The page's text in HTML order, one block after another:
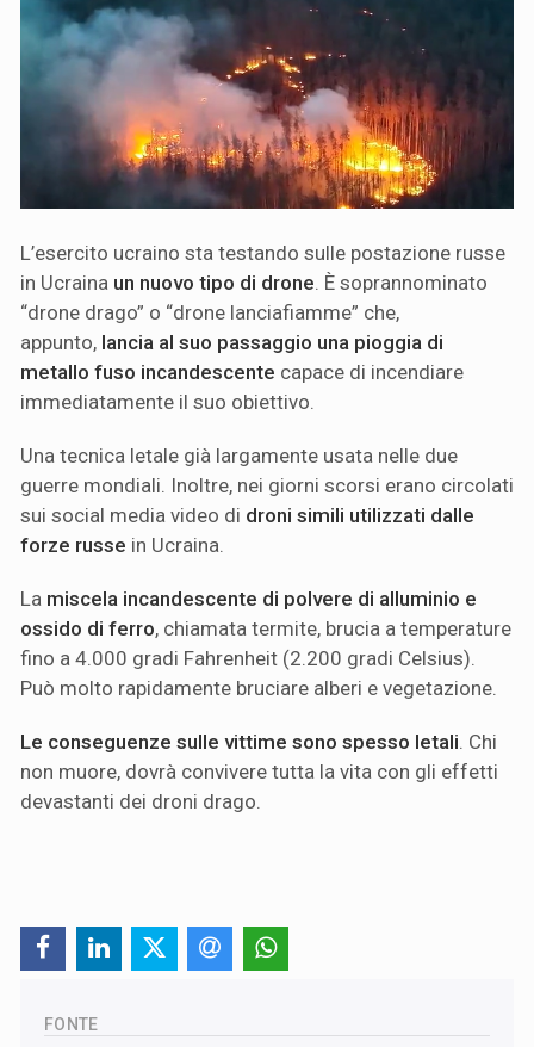
L’esercito ucraino sta testando sulle postazione russe
in Ucraina un nuovo tipo di drone . È soprannominato
“drone drago” o “drone lanciafiamme” che,
appunto, lancia al suo passaggio una pioggia di
metallo fuso incandescente capace di incendiare
immediatamente il suo obiettivo.
Una tecnica letale già largamente usata nelle due
guerre mondiali. Inoltre, nei giorni scorsi erano circolati
sui social media video di droni simili utilizzati dalle
forze russe in Ucraina.
La miscela incandescente di polvere di alluminio e
ossido di ferro, chiamata termite, brucia a temperature
fino a 4.000 gradi Fahrenheit (2.200 gradi Celsius).
Può molto rapidamente bruciare alberi e vegetazione.
Le conseguenze sulle vittime sono spesso letali . Chi
non muore, dovrà convivere tutta la vita con gli effetti
devastanti dei droni drago.
FONTE